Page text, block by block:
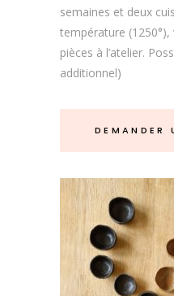
semaines et deux
température
pièces à l’atelier.
additionnel)
DEMANDER